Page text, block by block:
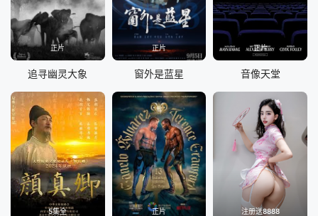
正片
追寻幽灵大象
正片
窗外是蓝星
正片
音像天堂
5集全 正片 注册送8888